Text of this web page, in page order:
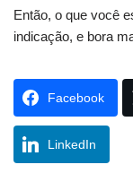
Então, o que você
indicação, e bora
Facebook
LinkedIn